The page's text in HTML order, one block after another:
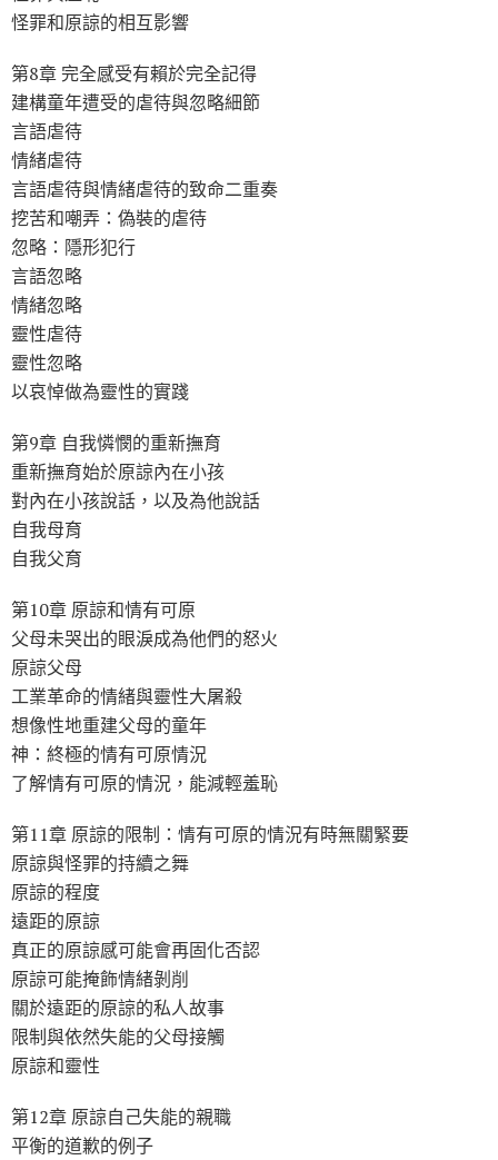
怪罪和原諒的相互影響
第8章 完全感受有賴於完全記得
建構童年遭受的虐待與忽略細節
言語虐待
情緒虐待
言語虐待與情緒虐待的致命二重奏
挖苦和嘲弄：偽裝的虐待
忽略：隱形犯行
言語忽略
情緒忽略
靈性虐待
靈性忽略
以哀悼做為靈性的實踐
第9章 自我憐憫的重新撫育
重新撫育始於原諒內在小孩
對內在小孩說話，以及為他說話
自我母育
自我父育
第10章 原諒和情有可原
父母未哭出的眼淚成為他們的怒火
原諒父母
工業革命的情緒與靈性大屠殺
想像性地重建父母的童年
神：終極的情有可原情況
了解情有可原的情況，能減輕羞恥
第11章 原諒的限制：情有可原的情況有時無關緊要
原諒與怪罪的持續之舞
原諒的程度
遠距的原諒
真正的原諒感可能會再固化否認
原諒可能掩飾情緒剝削
關於遠距的原諒的私人故事
限制與依然失能的父母接觸
原諒和靈性
第12章 原諒自己失能的親職
平衡的道歉的例子